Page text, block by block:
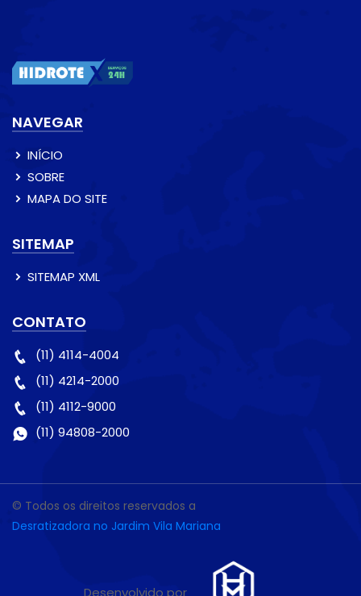
NAVEGAR
INÍCIO
SOBRE
MAPA DO SITE
SITEMAP
SITEMAP XML
CONTATO
(11) 4114-4004
(11) 4214-2000
(11) 4112-9000
(11) 94808-2000
© Todos os direitos reservados a
Desratizadora no Jardim Vila Mariana
Desenvolvido por